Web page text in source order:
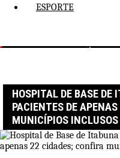
ESPORTE
HOSPITAL DE BASE DE
PACIENTES DE
MUNICÍPIOS INCLUSOS